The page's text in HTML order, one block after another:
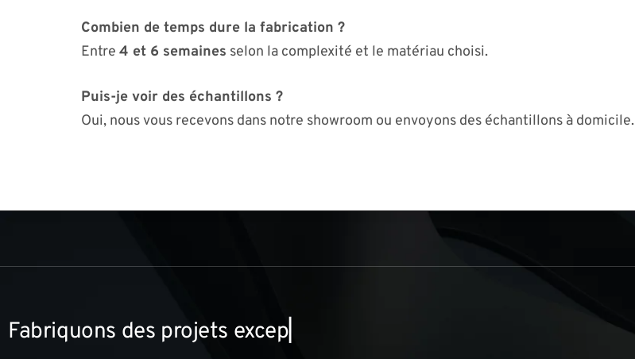
Combien de temps dure la fabrication ?
Entre 4 et 6 semaines selon la complexité et le matériau choisi.
Puis-je voir des échantillons ?
Oui, nous vous recevons dans notre showroom ou envoyons des échantillons à domicile.
Fabriquons des projets excep